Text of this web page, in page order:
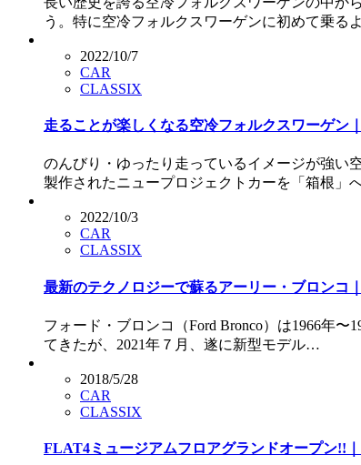
う。特に空冷フォルクスワーゲンに初めて乗る
2022/10/7
CAR
CLASSIX
走ることが楽しくなる空冷フォルクスワーゲン
のんびり・ゆったり走っているイメージが強い
製作されたニュープロジェクトカーを「箱根」
2022/10/3
CAR
CLASSIX
最新のテクノロジーで蘇るアーリー・ブロンコ
フォード・ブロンコ（Ford Bronco）は1966年
てきたが、2021年７月、遂に新型モデル…
2018/5/28
CAR
CLASSIX
FLAT4ミュージアムフロアグランドオープン!!